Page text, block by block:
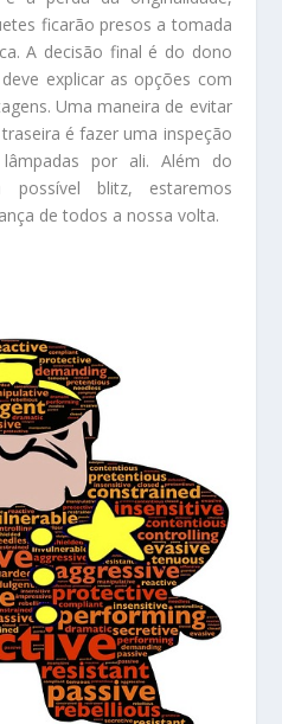
ficarão presos a tomada
A decisão final é do dono
explicar as opções com
Uma maneira de evitar
é fazer uma inspeção
por ali. Além do
possível blitz, estaremos
de todos a nossa volta.